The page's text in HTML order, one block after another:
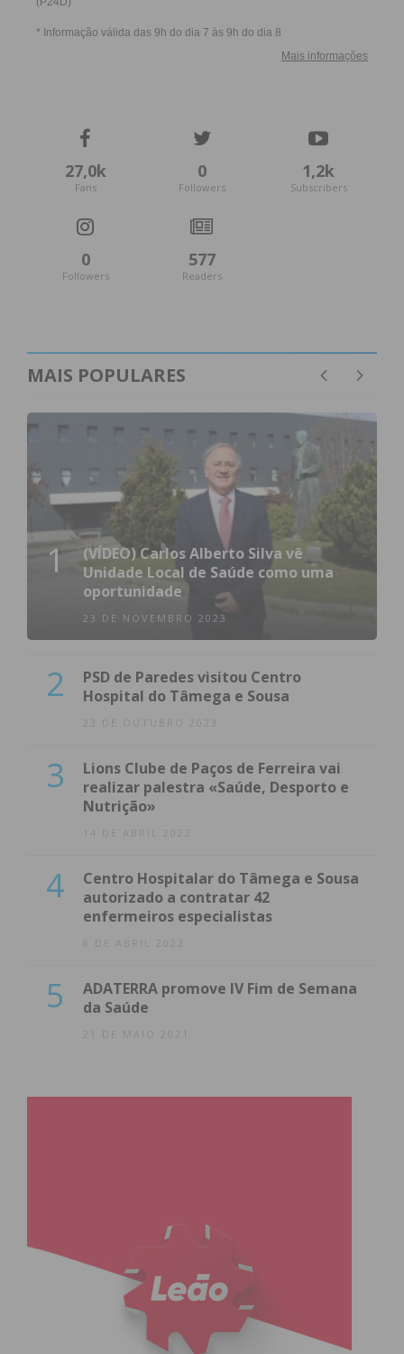
27,0k
Fans
0
Followers
1,2k
Subscribers
0
Followers
577
Readers
MAIS POPULARES
1
(VÍDEO) Carlos Alberto Silva vê
Unidade Local de Saúde como uma
oportunidade
23 DE NOVEMBRO 2023
2
PSD de Paredes visitou Centro
Hospital do Tâmega e Sousa
23 DE OUTUBRO 2023
3
Lions Clube de Paços de Ferreira vai
realizar palestra «Saúde, Desporto e
Nutrição»
14 DE ABRIL 2022
4
Centro Hospitalar do Tâmega e Sousa
autorizado a contratar 42
enfermeiros especialistas
8 DE ABRIL 2022
5
ADATERRA promove IV Fim de Semana
da Saúde
21 DE MAIO 2021